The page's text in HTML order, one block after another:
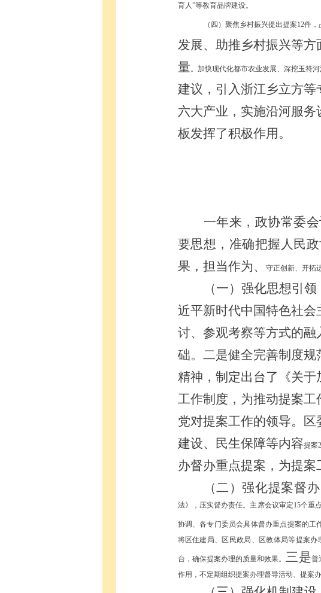
育人”等教育品牌建设。
（四）聚焦乡村振兴提出提案12件，
发展、助推乡村振兴等
量。加快现代化都市农业发展、深挖玉符
建议， 引入浙江乡立方
六大产业，实施沿河服务
板发挥了积极作用。
一年来， 政协常委
要思想，准确把握人民
果，担当作为、
守正创新、开拓
（一）强化思想引
近平新时代中国特色社会
讨、参观考察等方式的融
础。二是健全完善制度规
精神，制定出台了 《关
工作制度， 为推动提案工
党对提案工作的领导。 区
建设、民生保障等内容提案
办督办重点提案， 为提案
（二）强化提案督
法》，压实督办责任。主席会议审定15个重
协调、各专门委员会具体督办重点提案的工
将区住建局、区民政局、区教体局等提案
台，确保提案办理的质量和效果。三是普
作用，不定期组织提案办理督导活动、提案